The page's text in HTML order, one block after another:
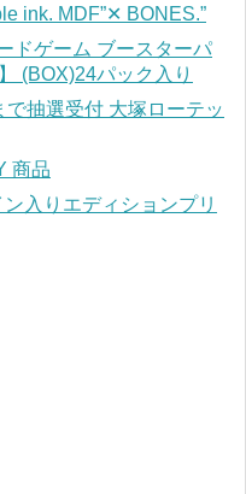
ink. MDF”✕ BONES.”
ドゲーム ブースターパ
(BOX)24パック入り
抽選受付 大塚ローテッ
商品
入りエディションプリ